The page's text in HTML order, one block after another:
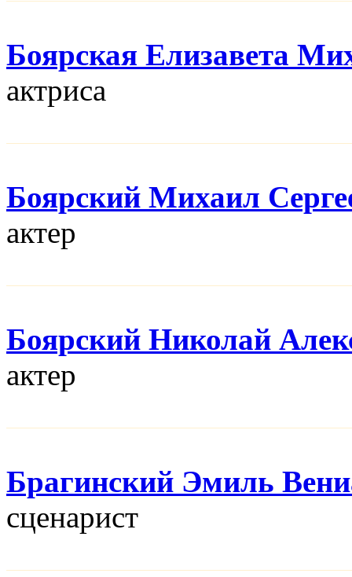
Боярская Елизавета
актриса
Боярский Михаил
актер
Боярский Николай
актер
Брагинский Эмиль
сценарист